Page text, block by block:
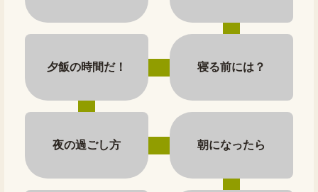
夕飯の時間だ！ 寝る前には？
夜の過ごし方 朝になったら